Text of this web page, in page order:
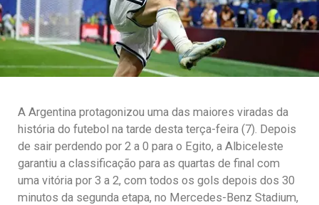
A Argentina protagonizou uma das maiores viradas da
história do futebol na tarde desta terça-feira (7). Depois
de sair perdendo por 2 a 0 para o Egito, a Albiceleste
garantiu a classificação para as quartas de final com
uma vitória por 3 a 2, com todos os gols depois dos 30
minutos da segunda etapa, no Mercedes-Benz Stadium,